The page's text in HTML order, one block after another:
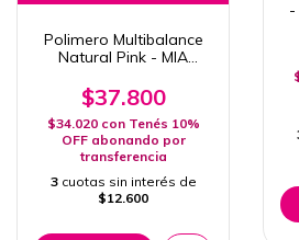
Polimero Multibalance
Natural Pink - MIA
$37.800
$34.020 con Tenés 10%
OFF abonando por
transferencia
3 cuotas sin interés de
$12.600
-